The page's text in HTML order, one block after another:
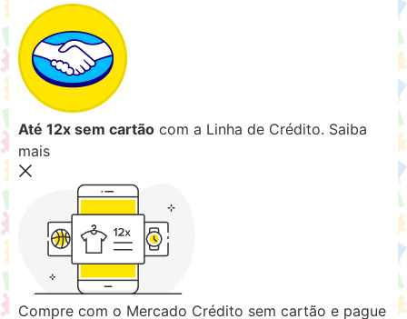
Até 12x sem cartão com a Linha de Crédito. Saiba
mais
Compre com o Mercado Crédito sem cartão e pague